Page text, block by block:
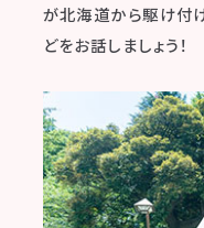
が北海道から駆け付
どをお話しましょう！